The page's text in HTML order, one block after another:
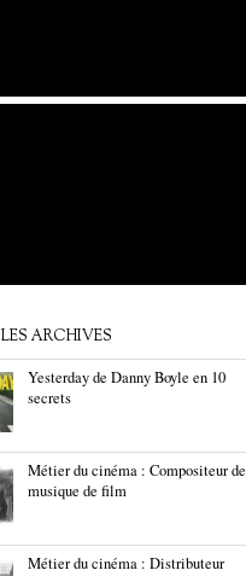
ARCHIVES
Yesterday de Danny Boyle en 10
secrets
Métier du cinéma : Compositeur de
musique de film
Métier du cinéma : Distributeur